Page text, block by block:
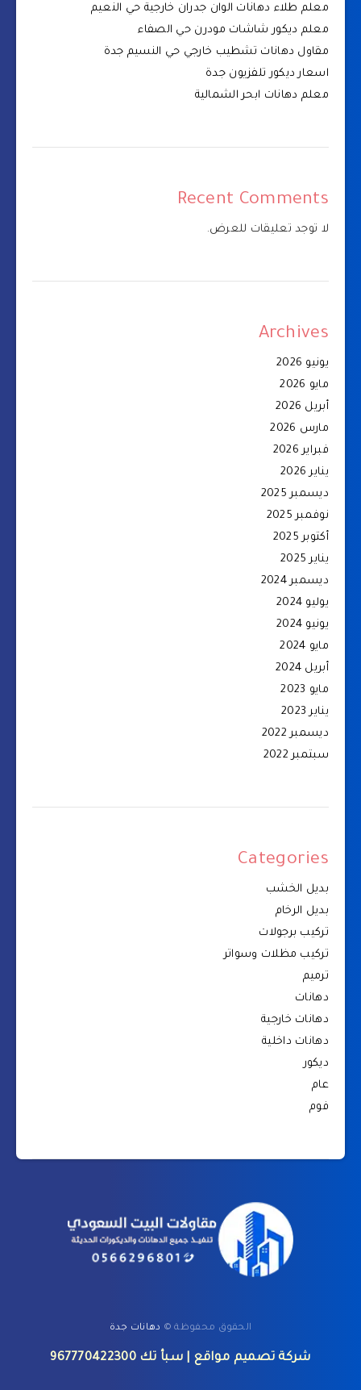
معلم طلاء دهانات الوان جدران خارجية حي النعيم
معلم ديكور شاشات مودرن حي الصفاء
مقاول دهانات تشطيب خارجي حي النسيم جدة
اسعار ديكور تلفزيون جدة
معلم دهانات ابحر الشمالية
Recent Comments
لا توجد تعليقات للعرض.
Archives
يونيو 2026
مايو 2026
أبريل 2026
مارس 2026
فبراير 2026
يناير 2026
ديسمبر 2025
نوفمبر 2025
أكتوبر 2025
يناير 2025
ديسمبر 2024
يوليو 2024
يونيو 2024
مايو 2024
أبريل 2024
مايو 2023
يناير 2023
ديسمبر 2022
سبتمبر 2022
Categories
بديل الخشب
بديل الرخام
تركيب برجولات
تركيب مظلات وسواتر
ترميم
دهانات
دهانات خارجية
دهانات داخلية
ديكور
عام
فوم
الحقوق محفوظة © دهانات جدة
شركة تصميم مواقع | سبأ تك967770422300